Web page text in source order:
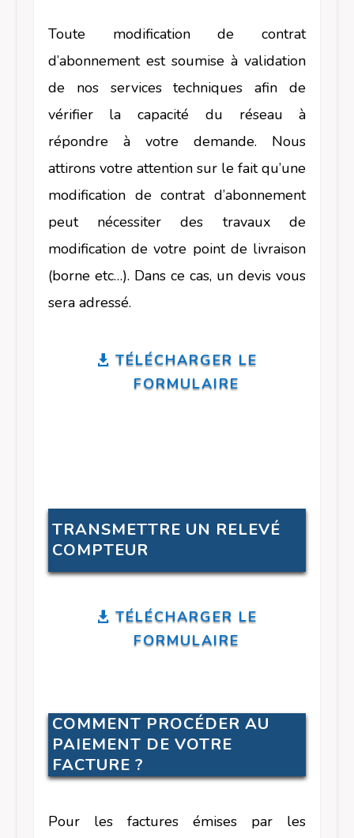
Toute modification de contrat
d’abonnement est soumise à validation
de nos services techniques afin de
vérifier la capacité du réseau à
répondre à votre demande. Nous
attirons votre attention sur le fait qu’une
modification de contrat d’abonnement
peut nécessiter des travaux de
modification de votre point de livraison
(borne etc…). Dans ce cas, un devis vous
sera adressé.
TÉLÉCHARGER LE
FORMULAIRE
TRANSMETTRE UN RELEVÉ
COMPTEUR
TÉLÉCHARGER LE
FORMULAIRE
COMMENT PROCÉDER AU
PAIEMENT DE VOTRE
FACTURE ?
Pour les factures émises par les